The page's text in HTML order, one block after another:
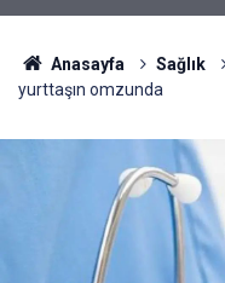
Anasayfa Sağlık
yurttaşın omzunda